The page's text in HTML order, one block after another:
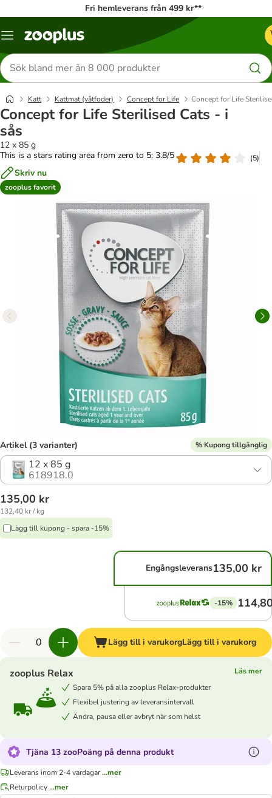
Fri hemleverans från 499 kr**
Katalogmeny
Sök
efter
produkter
Katt Kattmat (våtfoder) Concept for Life Concept for Life
Concept for Life Sterilised Cats - i
sås
12 x 85 g
This is a stars rating area from zero to 5: 3.8/5
(5)
Skriv nu
zooplus favorit
Artikel (3 varianter) % Kupong tillgänglig
12 x 85 g
618918.0
135,00 kr
132,40 kr / kg
Lägg till kupong - spara -15%
Engångsleverans135,00 kr
-15%
Lägg till i varukorgLägg till i varukorg
zooplus Relax
Läs mer
Spara 5% på alla zooplus Relax-produkter
Flexibel justering av leveransintervall
Ändra, pausa eller avbryt när som helst
Tjäna 13 zooPoäng på denna produkt
Leverans inom 2-4 vardagar...mer
Returpolicy...mer